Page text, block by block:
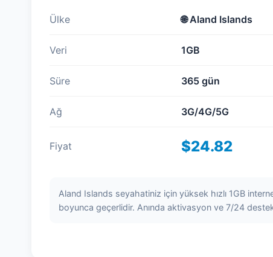
Ülke 🌐Aland Islands
Veri 1GB
Süre 365 gün
Ağ 3G/4G/5G
Fiyat $24.82
Aland Islands seyahatiniz için yüksek hızlı 1GB
boyunca geçerlidir. Anında aktivasyon ve 7/24